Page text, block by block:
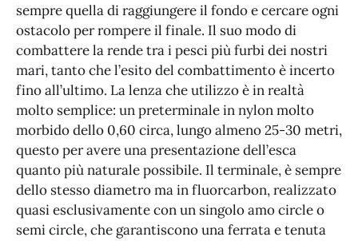
sempre quella di raggiungere il fondo e cercare ogni
ostacolo per rompere il finale. Il suo modo di
combattere la rende tra i pesci più furbi dei nostri
mari, tanto che l’esito del combattimento è incerto
fino all’ultimo. La lenza che utilizzo è in realtà
molto semplice: un preterminale in nylon molto
morbido dello 0,60 circa, lungo almeno 25-30 metri,
questo per avere una presentazione dell’esca
quanto più naturale possibile. Il terminale, è sempre
dello stesso diametro ma in fluorcarbon, realizzato
quasi esclusivamente con un singolo amo circle o
semi circle, che garantiscono una ferrata e tenuta